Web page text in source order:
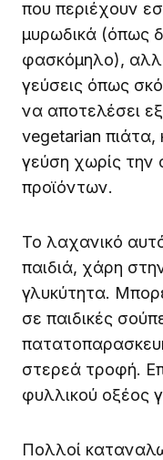
που περιέχουν
μυρωδικά (όπως
φασκόμηλο),
γεύσεις όπως
να αποτελέσει
vegetarian πιάτα,
γεύση χωρίς την
προϊόντων.
Το λαχανικό αυτό
παιδιά, χάρη
γλυκύτητα.
σε παιδικές
στερεά τροφή.
φυλλικού οξέος
Πολλοί